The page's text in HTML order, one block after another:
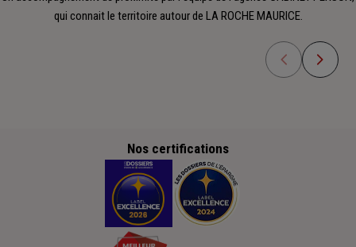
qui connait le territoire autour de LA ROCHE MAURICE.
Nos certifications